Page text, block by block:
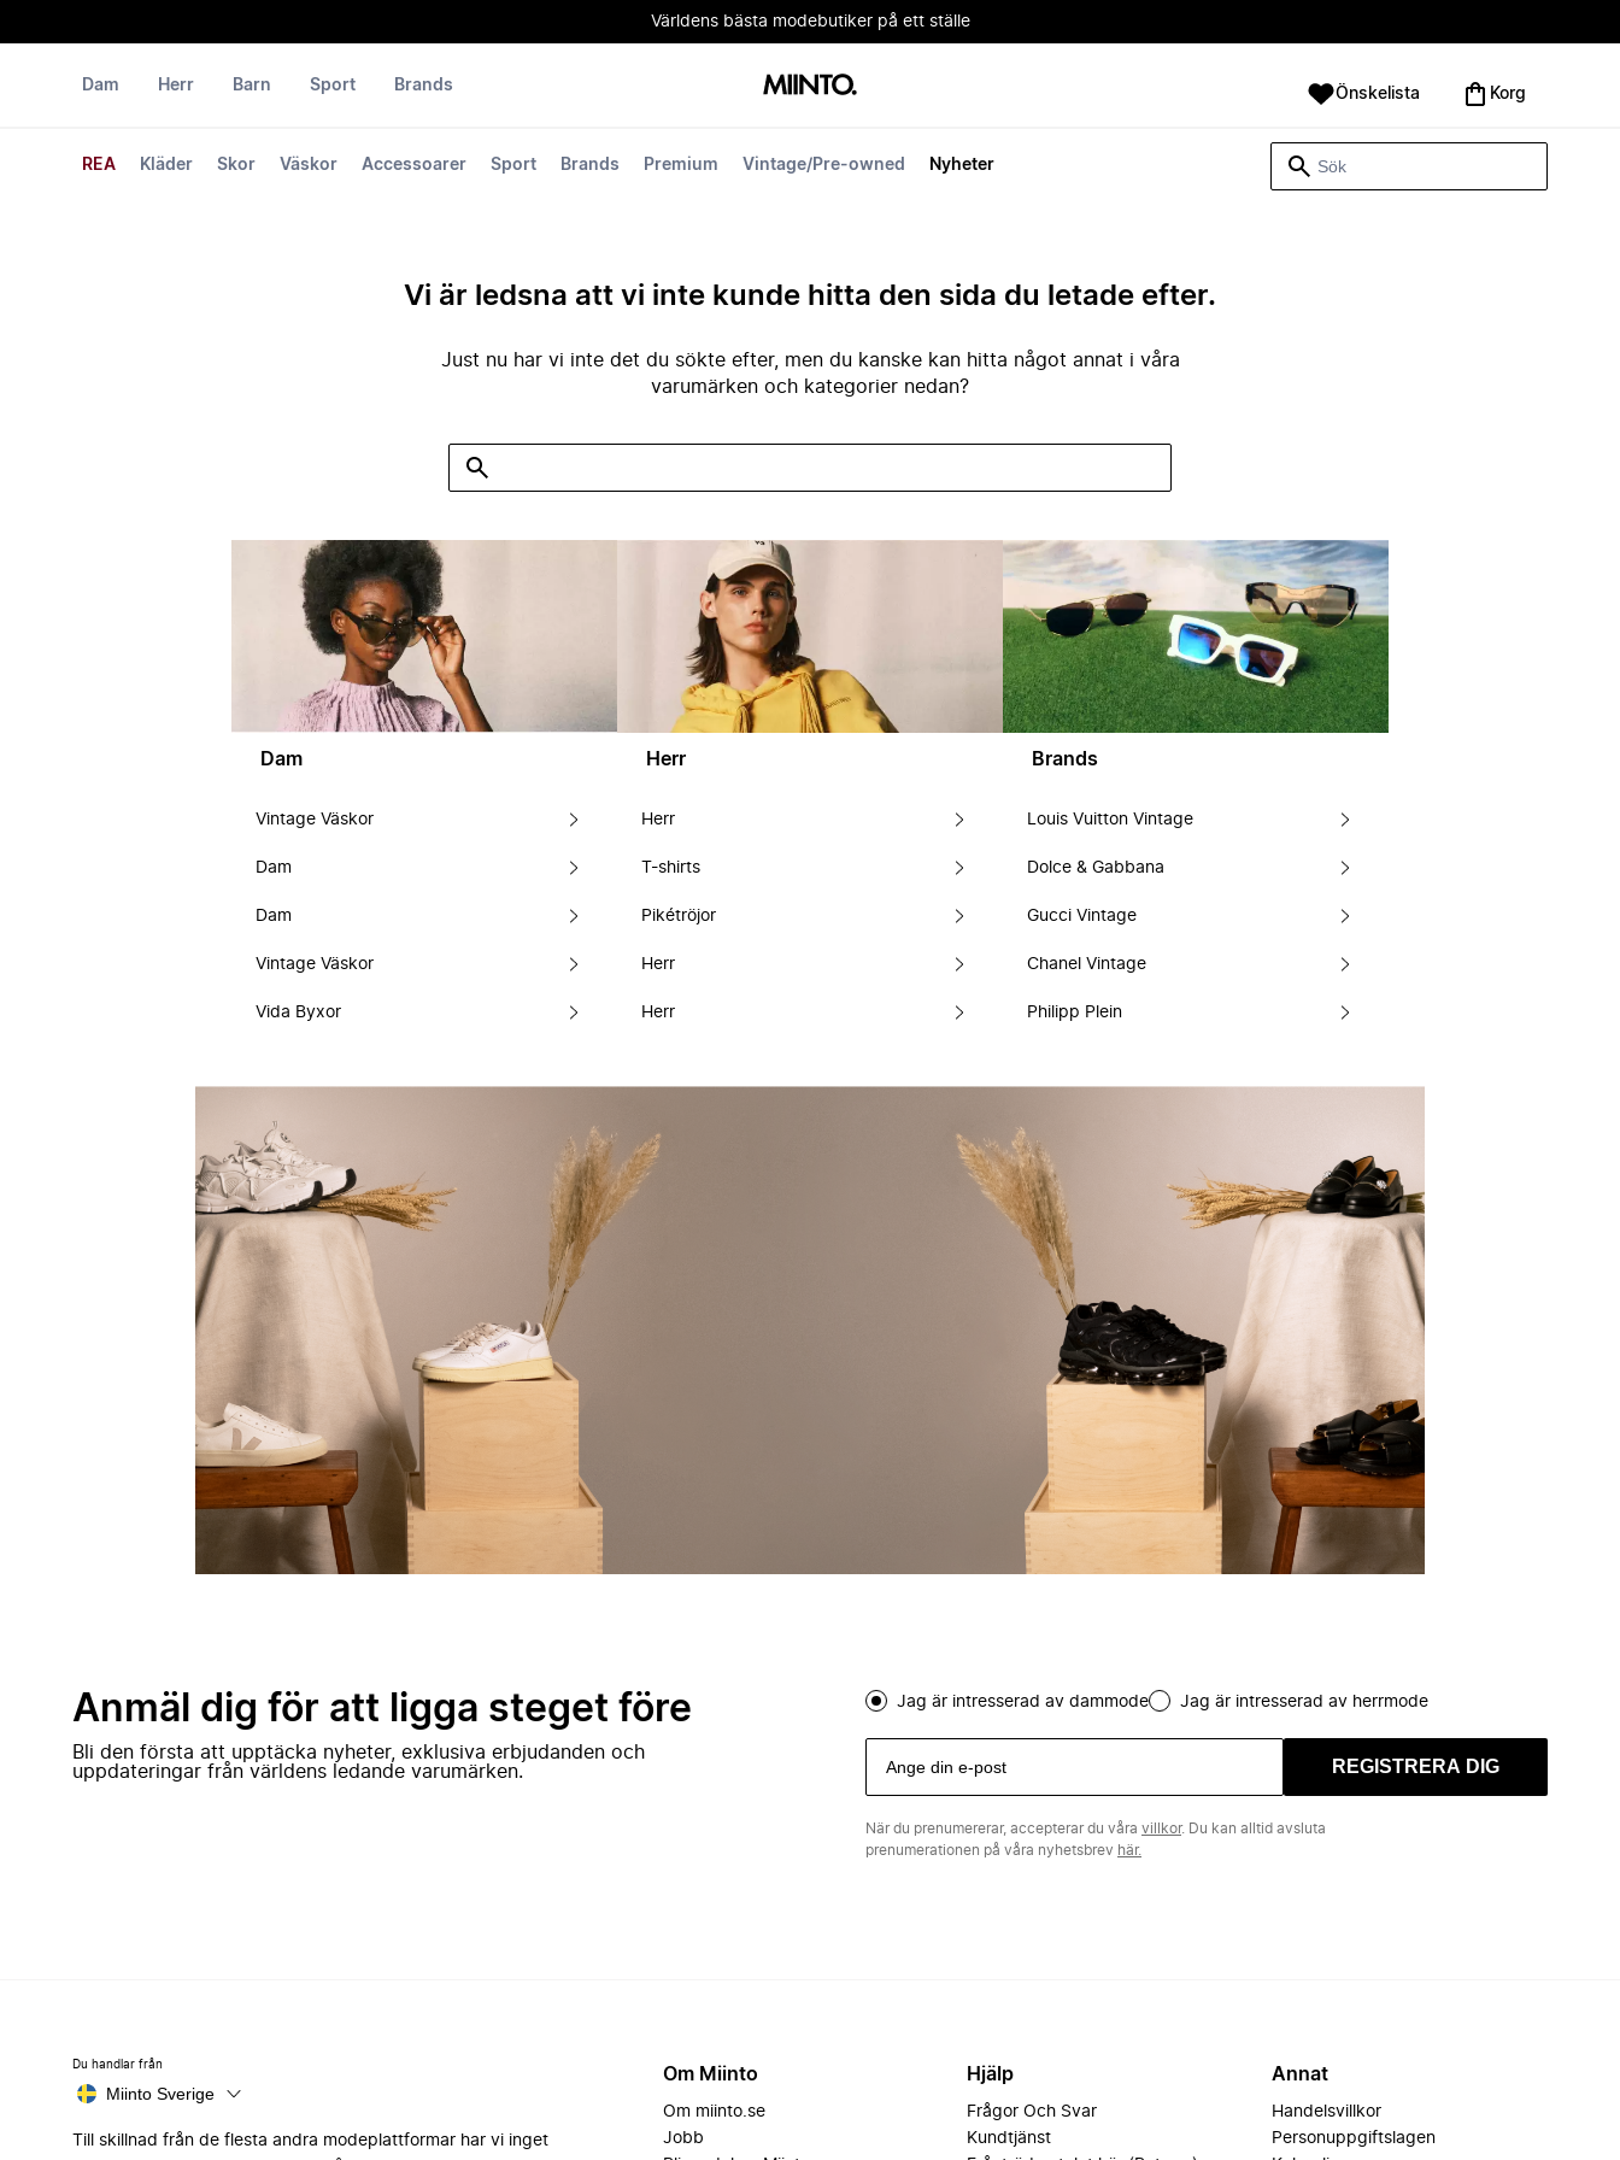
Världens bästa modebutiker på ett ställe
Dam
REA Kläder Skor Väskor Accessoarer Sport Brands Premium Vintage/Pre-owned Nyheter
Herr Barn Sport Brands Önskelista Korg
Vi är ledsna att vi inte kunde hitta den sida du letade efter.
Just nu har vi inte det du sökte efter, men du kanske kan hitta något annat i våra
varumärken och kategorier nedan?
Dam
Vintage Väskor
Dam
Dam
Vintage Väskor
Vida Byxor
Herr
Herr
T-shirts
Pikétröjor
Herr
Herr
Brands
Louis Vuitton Vintage
Dolce & Gabbana
Gucci Vintage
Chanel Vintage
Philipp Plein
Anmäl dig för att ligga steget före
Bli den första att upptäcka nyheter, exklusiva erbjudanden och
uppdateringar från världens ledande varumärken.
Jag är intresserad av dammode Jag är intresserad av herrmode
REGISTRERA DIG
När du prenumererar, accepterar du våra villkor. Du kan alltid avsluta
prenumerationen på våra nyhetsbrev här.
Du handlar från
Miinto Sverige
Till skillnad från de flesta andra modeplattformar har vi inget
Om Miinto
Om miinto.se
Jobb
Hjälp
Frågor Och Svar
Kundtjänst
Annat
Handelsvillkor
Personuppgiftslagen